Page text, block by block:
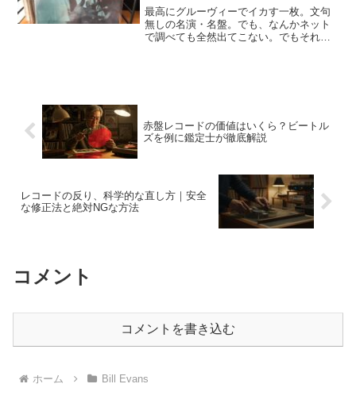
No DG盤 RVGあり
最高にグルーヴィーでイカす一枚。文句
無しの名演・名盤。でも、なんかネット
で調べても全然出てこない。でもそれが
赤盤レコードの価値はいくら？ビートル
ズを例に鑑定士が徹底解説
レコードの反り、科学的な直し方｜安全
な修正法と絶対NGな方法
コメント
コメントを書き込む
ホーム Bill Evans